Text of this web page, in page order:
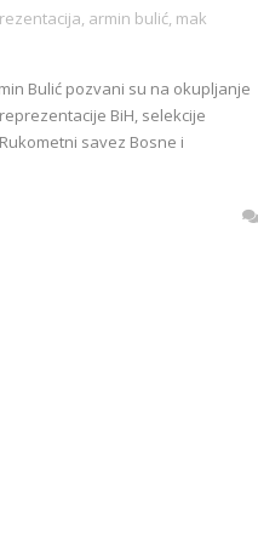
, armin bulić, mak
Bulić pozvani su na okupljanje
BiH, selekcije
savez Bosne i